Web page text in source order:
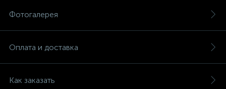
Фотогалерея
Оплата и доставка
Как заказать